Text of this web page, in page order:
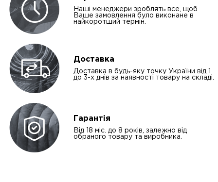
Наші менеджери зроблять все, щоб
Ваше замовлення було виконане в
найкоротший термін.
Доставка
Доставка в будь-яку точку України від 1
до 3-х днів за наявності товару на складі.
Гарантія
Від 18 міс. до 8 років, залежно від
обраного товару та виробника.